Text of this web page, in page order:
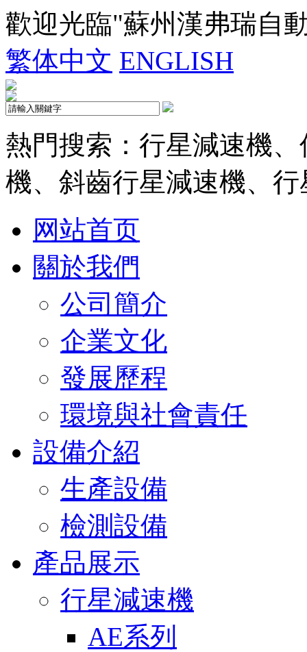
歡迎光臨"蘇州漢弗瑞自
繁体中文 ENGLISH
熱門搜索：行星減速機
機、斜齒行星減速機、
网站首页
關於我們
公司簡介
企業文化
發展歷程
環境與社會責任
設備介紹
生產設備
檢測設備
產品展示
行星減速機
AE系列